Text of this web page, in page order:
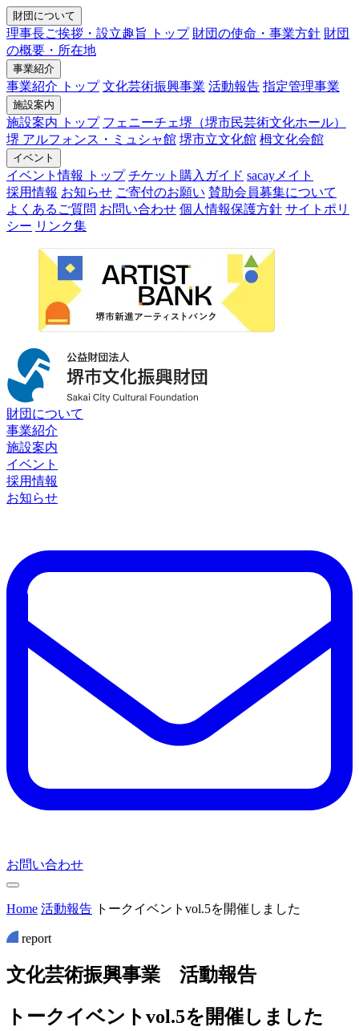
財団について
理事長ご挨拶・設立趣旨 トップ 財団の使命・事業方針 財団
の概要・所在地
事業紹介
事業紹介 トップ 文化芸術振興事業 活動報告 指定管理事業
施設案内
施設案内 トップ フェニーチェ堺（堺市民芸術文化ホール）
堺 アルフォンス・ミュシャ館 堺市立文化館 栂文化会館
イベント
イベント情報 トップ チケット購入ガイド sacayメイト
採用情報 お知らせ ご寄付のお願い 賛助会員募集について
よくあるご質問 お問い合わせ 個人情報保護方針 サイトポリ
シー リンク集
財団について
事業紹介
施設案内
イベント
採用情報
お知らせ
お問い合わせ
Home 活動報告 トークイベントvol.5を開催しました
report
文化芸術振興事業 活動報告
トークイベントvol.5を開催しました